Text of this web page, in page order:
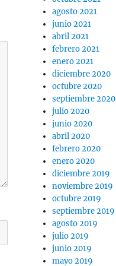
agosto 2021
junio 2021
abril 2021
febrero 2021
enero 2021
diciembre 2020
octubre 2020
septiembre 2020
julio 2020
junio 2020
abril 2020
febrero 2020
enero 2020
diciembre 2019
noviembre 2019
octubre 2019
septiembre 2019
agosto 2019
julio 2019
junio 2019
mayo 2019